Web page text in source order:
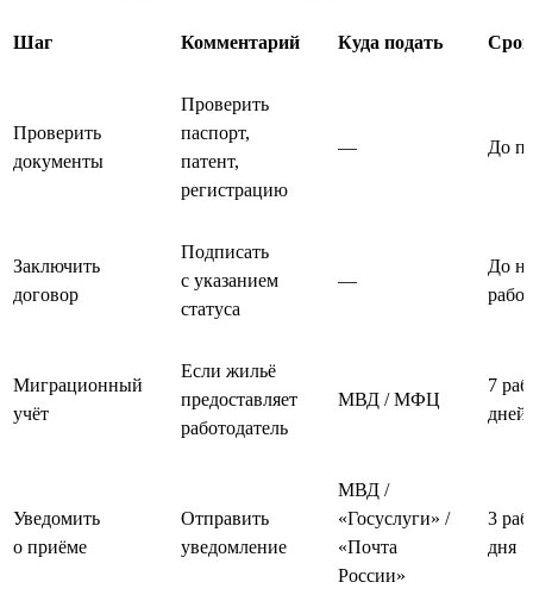
Шаг Комментарий Куда подать Срок
Проверить
документы
Проверить
паспорт,
патент,
регистрацию
— До
Заключить
договор
Подписать
с указанием
статуса
—
До
Миграционный
учёт
Если жильё
предоставляет
работодатель
МВД / МФЦ
7
дней
Уведомить
о приёме
Отправить
уведомление
МВД /
«Госуслуги» /
«Почта
России»
3
дня